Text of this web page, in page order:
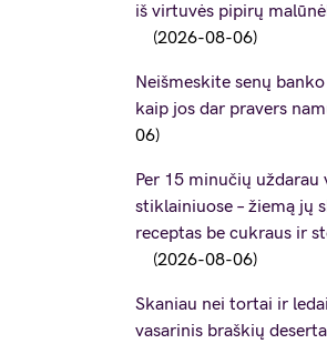
iš virtuvės pipirų
2026-08-06
Neišmeskite senų
kaip jos dar pravers
06
Per 15 minučių uždarau
stiklainiuose – žiemą jų
receptas be cukraus ir
2026-08-06
Skaniau nei tortai ir
vasarinis braškių